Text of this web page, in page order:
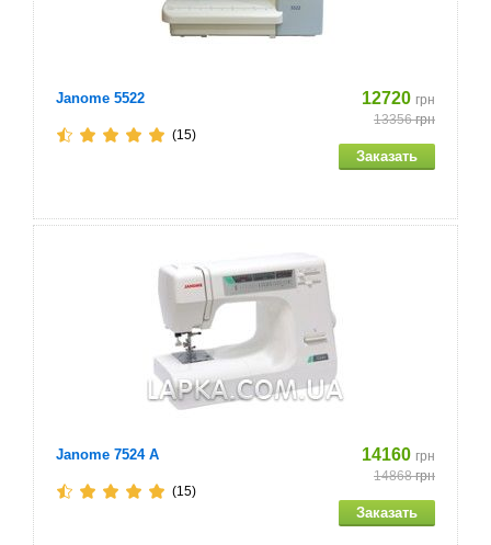
Регулятор давления лапки на ткань
Свободный рукав для обработки узких и круговых
Janome 5522 12720 грн
13356грн
(15)
Janome 7524 A 14160 грн
14868грн
(15)